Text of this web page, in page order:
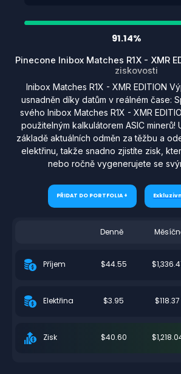
91.14%
Pinecone Inibox Matches R1X - XMR
ziskovosti
Inibox Matches R1X - XMR EDITION
usnadněn díky datům v reálném čase:
svého Inibox Matches R1X - XMR
použitelným kalkulátorem ASIC minerů!
základě aktuálních odměn za těžbu a
elektřinu, takže snadno zjistíte zisk,
nebo ročně vygenerujete se
PŘIDAT DO PORTFOLIA +
Denně
Příjem $44.55
Elektřina $3.95 $118.37
Zisk $40.60